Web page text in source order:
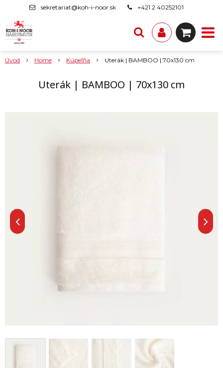
sekretariat@koh-i-noor.sk +421 2 40252101
Úvod Home Kúpeľňa Uterák | BAMBOO | 70x130 cm
Uterák | BAMBOO | 70x130 cm